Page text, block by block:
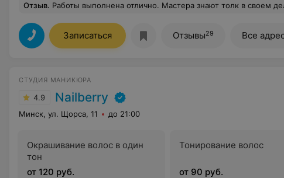
Отзыв. Работы выполнена отлично. Мастера знают толк в своем деле.
Записаться Отзывы29 Все
СТУДИЯ МАНИКЮРА
4.9 Nailberry
Минск, ул. Щорса, 11 до 21:00
Окрашивание волос в один
тон
от 120 руб.
Тонирование волос
от 90 руб.